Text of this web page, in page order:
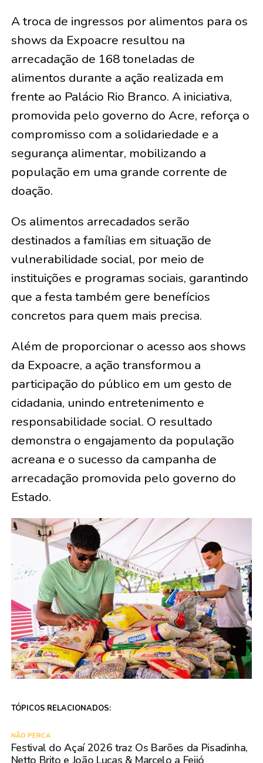
A troca de ingressos por alimentos para os
shows da Expoacre resultou na
arrecadação de 168 toneladas de
alimentos durante a ação realizada em
frente ao Palácio Rio Branco. A iniciativa,
promovida pelo governo do Acre, reforça o
compromisso com a solidariedade e a
segurança alimentar, mobilizando a
população em uma grande corrente de
doação.
Os alimentos arrecadados serão
destinados a famílias em situação de
vulnerabilidade social, por meio de
instituições e programas sociais, garantindo
que a festa também gere benefícios
concretos para quem mais precisa.
Além de proporcionar o acesso aos shows
da Expoacre, a ação transformou a
participação do público em um gesto de
cidadania, unindo entretenimento e
responsabilidade social. O resultado
demonstra o engajamento da população
acreana e o sucesso da campanha de
arrecadação promovida pelo governo do
Estado.
TÓPICOS RELACIONADOS:
NÃO PERCA
Festival do Açaí 2026 traz Os Barões da Pisadinha,